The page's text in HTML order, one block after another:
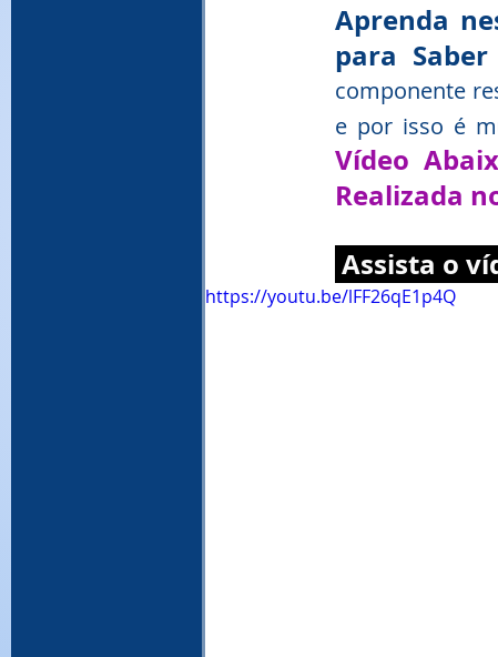
Aprenda
para
componente
e por isso é
Vídeo
Realizada
Assista o
https://youtu.be/lFF26qE1p4Q